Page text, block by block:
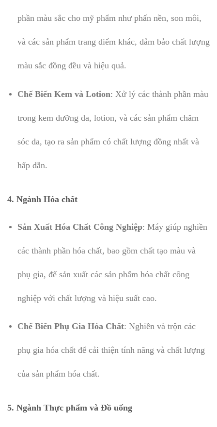
phần màu sắc cho mỹ phẩm như phấn nền, son môi,
và các sản phẩm trang điểm khác, đảm bảo chất lượng
màu sắc đồng đều và hiệu quả.
Chế Biến Kem và Lotion: Xử lý các thành phần màu
trong kem dưỡng da, lotion, và các sản phẩm chăm
sóc da, tạo ra sản phẩm có chất lượng đồng nhất và
hấp dẫn.
4. Ngành Hóa chất
Sản Xuất Hóa Chất Công Nghiệp: Máy giúp nghiền
các thành phần hóa chất, bao gồm chất tạo màu và
phụ gia, để sản xuất các sản phẩm hóa chất công
nghiệp với chất lượng và hiệu suất cao.
Chế Biến Phụ Gia Hóa Chất: Nghiền và trộn các
phụ gia hóa chất để cải thiện tính năng và chất lượng
của sản phẩm hóa chất.
5. Ngành Thực phẩm và Đồ uống